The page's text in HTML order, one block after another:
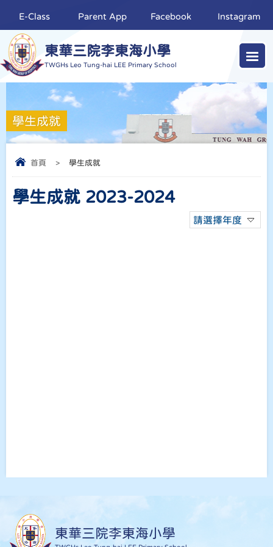
東華三院李東海小學
TWGHs Leo Tung-hai LEE Primary School
E-Class Parent App Facebook Instagram
學生成就
首頁 > 學生成就
學生成就 2023-2024
請選擇年度
東華三院李東海小學